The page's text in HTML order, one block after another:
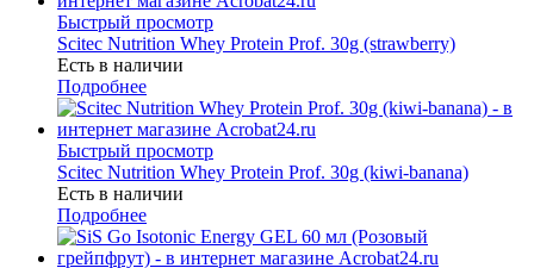
Быстрый просмотр
Scitec Nutrition Whey Protein Prof. 30g (strawberry)
Есть в наличии
Подробнее
Быстрый просмотр
Scitec Nutrition Whey Protein Prof. 30g (kiwi-banana)
Есть в наличии
Подробнее